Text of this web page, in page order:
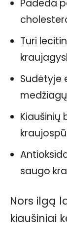
Padeda
Turi
Sudėtyje
saugo
Nors ilgą
kiaušiniai